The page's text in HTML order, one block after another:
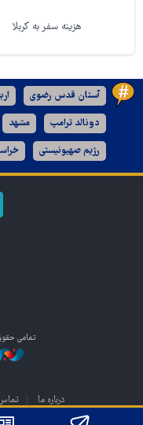
هزینه سفر به کربلا
آستان قدس رضوی
دونالد ترامپ مشهد
رژیم صهیونیستی
تمامی
درباره ما